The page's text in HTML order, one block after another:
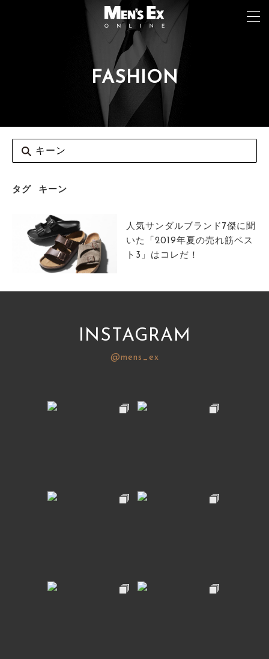
FASHION
タグ キーン
人気サンダルブランド7傑に聞
いた「2019年夏の売れ筋ベス
ト3」はコレだ！
INSTAGRAM
@mens_ex
CAR&BIKE
LIFESTYLE
COLUMN
MAGAZINE
ABOUT SITE